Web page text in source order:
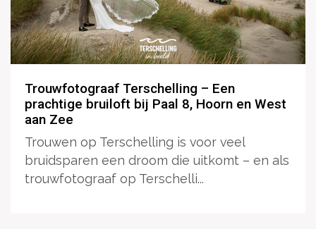
Trouwfotograaf Terschelling – Een
prachtige bruiloft bij Paal 8, Hoorn en West
aan Zee
Trouwen op Terschelling is voor veel
bruidsparen een droom die uitkomt – en als
trouwfotograaf op Terschelli...